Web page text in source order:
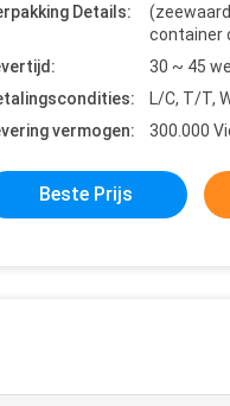
Details:
container
30 ~ 45
L/C, T/T,
vermogen:
300.000
Beste Prijs